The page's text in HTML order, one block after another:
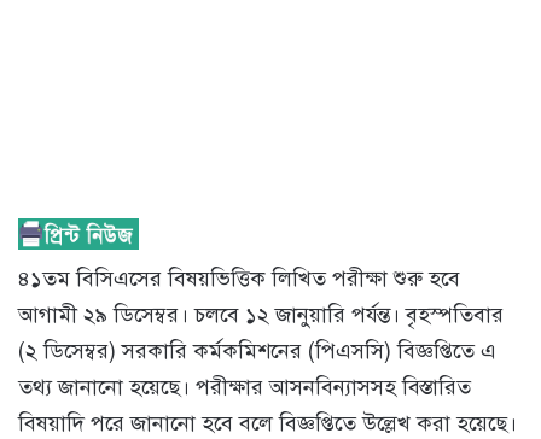
৪১তম বিসিএসের বিষয়ভিত্তিক লিখিত পরীক্ষা শুরু হবে
আগামী ২৯ ডিসেম্বর। চলবে ১২ জানুয়ারি পর্যন্ত। বৃহস্পতিবার
(২ ডিসেম্বর) সরকারি কর্মকমিশনের (পিএসসি) বিজ্ঞপ্তিতে এ
তথ্য জানানো হয়েছে। পরীক্ষার আসনবিন্যাসসহ বিস্তারিত
বিষয়াদি পরে জানানো হবে বলে বিজ্ঞপ্তিতে উল্লেখ করা হয়েছে।